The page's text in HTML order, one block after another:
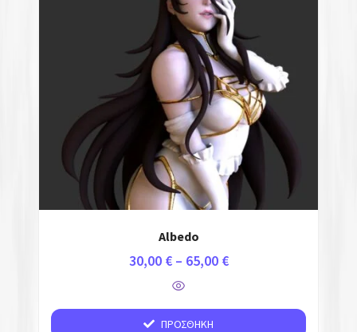
Albedo
30,00 € – 65,00 €
ΠΡΟΣΘΉΚΗ